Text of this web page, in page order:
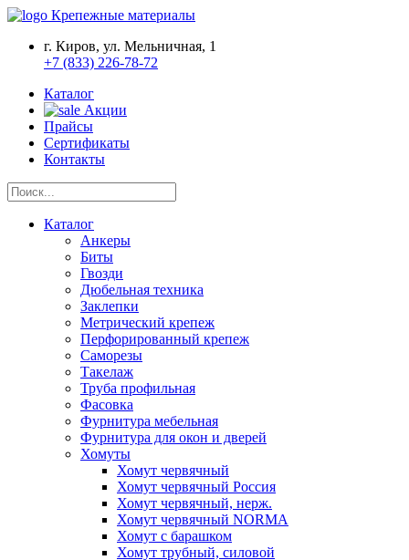
Крепежные материалы
г. Киров, ул. Мельничная, 1
+7 (833) 226-78-72
Каталог
Акции
Прайсы
Сертификаты
Контакты
Каталог
Анкеры
Биты
Гвозди
Дюбельная техника
Заклепки
Метрический крепеж
Перфорированный крепеж
Саморезы
Такелаж
Труба профильная
Фасовка
Фурнитура мебельная
Фурнитура для окон и дверей
Хомуты
Хомут червячный
Хомут червячный Россия
Хомут червячный, нерж.
Хомут червячный NORMA
Хомут с барашком
Хомут трубный, силовой